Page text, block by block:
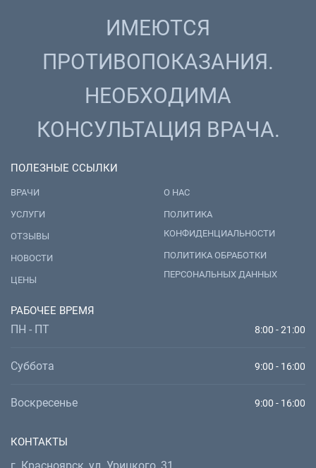
ИМЕЮТСЯ
ПРОТИВОПОКАЗАНИЯ.
НЕОБХОДИМА
КОНСУЛЬТАЦИЯ ВРАЧА.
ПОЛЕЗНЫЕ ССЫЛКИ
ВРАЧИ
УСЛУГИ
ОТЗЫВЫ
НОВОСТИ
ЦЕНЫ
О НАС
ПОЛИТИКА
КОНФИДЕНЦИАЛЬНОСТИ
ПОЛИТИКА ОБРАБОТКИ
ПЕРСОНАЛЬНЫХ ДАННЫХ
РАБОЧЕЕ ВРЕМЯ
ПН - ПТ 8:00 - 21:00
Суббота 9:00 - 16:00
Воскресенье 9:00 - 16:00
КОНТАКТЫ